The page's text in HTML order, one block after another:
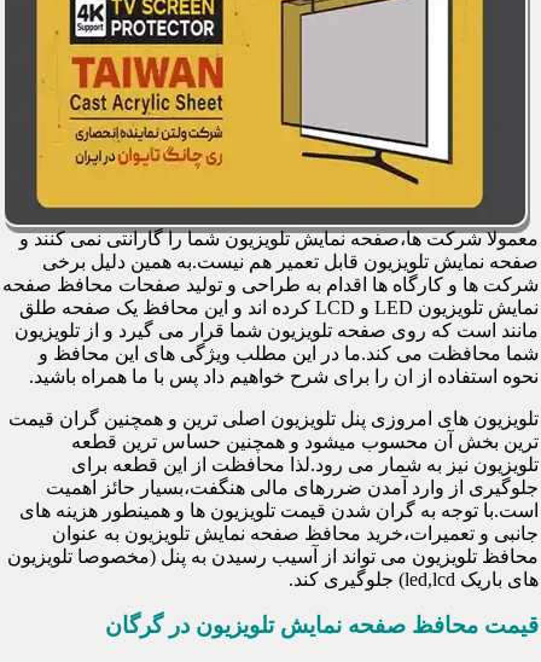
معمولا شرکت ها،صفحه نمایش تلویزیون شما را گارانتی نمی کنند و
صفحه نمایش تلویزیون قابل تعمیر هم نیست.به همین دلیل برخی
شرکت ها و کارگاه ها اقدام به طراحی و تولید صفحات محافظ صفحه
نمایش تلویزیون LED و LCD کرده اند و این محافظ یک صفحه طلق
مانند است که روی صفحه تلویزیون شما قرار می گیرد و از تلویزیون
شما محافظت می کند.ما در این مطلب ویژگی های این محافظ و
نحوه استفاده از ان را برای شرح خواهیم داد پس با ما همراه باشید.
تلویزیون های امروزی پنل تلویزیون اصلی ترین و همچنین گران قیمت
ترین بخش آن محسوب میشود و همچنین حساس ترین قطعه
تلویزیون نیز به شمار می رود.لذا محافظت از این قطعه برای
جلوگیری از وارد آمدن ضررهای مالی هنگفت،بسیار حائز اهمیت
است.با توجه به گران شدن قیمت تلویزیون ها و همینطور هزینه های
جانبی و تعمیرات،خرید محافظ صفحه نمایش تلویزیون به عنوان
محافظ تلویزیون می تواند از آسیب رسیدن به پنل (مخصوصا تلویزیون
های باریک led,lcd) جلوگیری کند.
قیمت محافظ صفحه نمایش تلویزیون در گرگان